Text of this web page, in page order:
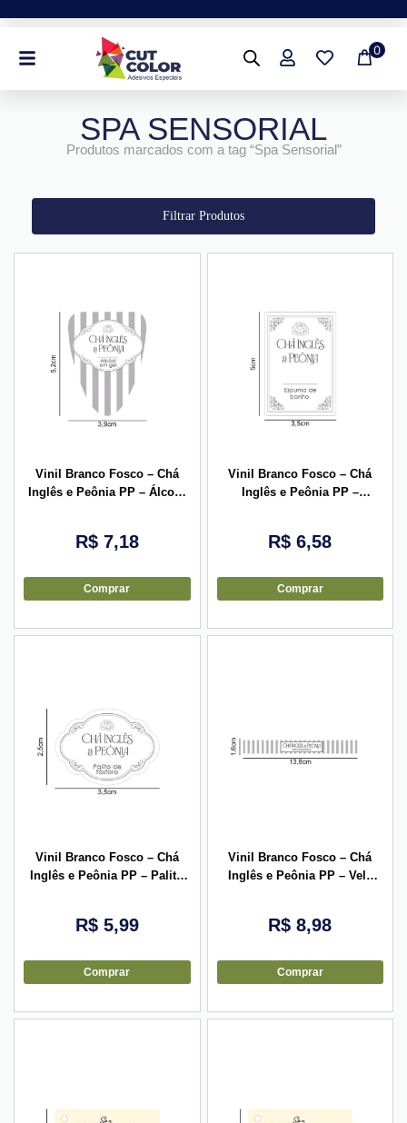
0
SPA SENSORIAL
Produtos marcados com a tag “Spa Sensorial”
Filtrar Produtos
Vinil Branco Fosco – Chá
Inglês e Peônia PP – Álcool
R$7,18
Comprar
Vinil Branco Fosco – Chá
Inglês e Peônia PP –
R$ 6,58
Comprar
Vinil Branco Fosco – Chá
Inglês e Peônia PP – Palito
R$5,99
Comprar
Vinil Branco Fosco – Chá
Inglês e Peônia PP – Vela
R$ 8,98
Comprar